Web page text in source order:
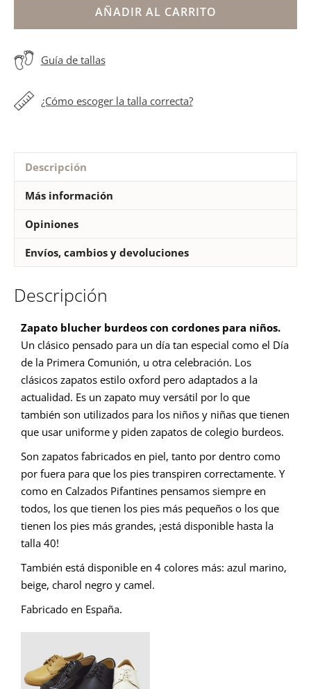
burdeos
cordones
cantidad
AÑADIR AL CARRITO
Guía de tallas
¿Cómo escoger la talla correcta?
Descripción
Más información
Opiniones
Envíos, cambios y devoluciones
Descripción
Zapato blucher burdeos con cordones para niños.
Un clásico pensado para un día tan especial como el Día
de la Primera Comunión, u otra celebración. Los
clásicos zapatos estilo oxford pero adaptados a la
actualidad. Es un zapato muy versátil por lo que
también son utilizados para los niños y niñas que tienen
que usar uniforme y piden zapatos de colegio burdeos.
Son zapatos fabricados en piel, tanto por dentro como
por fuera para que los pies transpiren correctamente. Y
como en Calzados Pifantines pensamos siempre en
todos, los que tienen los pies más pequeños o los que
tienen los pies más grandes, ¡está disponible hasta la
talla 40!
También está disponible en 4 colores más: azul marino,
beige, charol negro y camel.
Fabricado en España.